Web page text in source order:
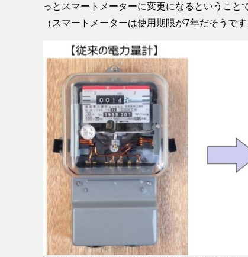
っとスマートメーターに変更になるということ
（スマートメーターは使用期限が7年だそうです